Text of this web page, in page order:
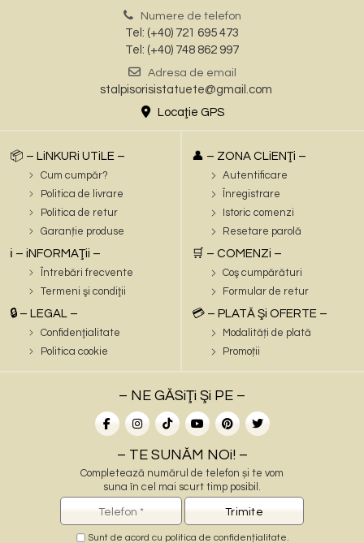
Numere de telefon
Tel: (+40) 721 695 473
Tel: (+40) 748 862 997
Adresa de email
stalpisorisistatuete@gmail.com
Locaţie GPS
📦 – LiNKURi UTiLE –
Cum cumpăr?
Politica de livrare
Politica de retur
Garanție produse
ℹ️ – iNFORMAŢii –
Întrebări frecvente
Termeni şi condiţii
🔒 – LEGAL –
Confidenţialitate
Politica cookie
👤 – ZONA CLiENŢi –
Autentificare
Înregistrare
Istoric comenzi
Resetare parolă
🛒 – COMENZi –
Coş cumpărături
Formular de retur
💳 – PLATĂ Şi OFERTE –
Modalități de plată
Promoții
– NE GĂSiŢi Şi PE –
– TE SUNĂM NOi! –
Completează numărul de telefon și te vom
suna în cel mai scurt timp posibil.
Sunt de acord cu politica de confidențialitate.